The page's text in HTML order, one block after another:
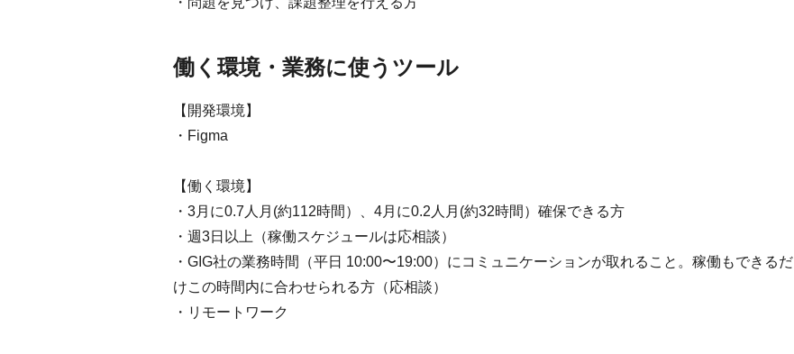
働く環境・業務に使うツール
【開発環境】
・Figma
【働く環境】
・3月に0.7人月(約112時間）、4月に0.2人月(約32時間）確保できる方
・週3日以上（稼働スケジュールは応相談）
・GIG社の業務時間（平日 10:00〜19:00）にコミュニケーションが取れること。稼働もできるだ
けこの時間内に合わせられる方（応相談）
・リモートワーク